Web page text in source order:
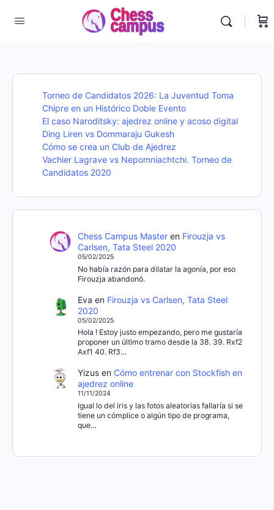
Torneo de Candidatos 2026: La Juventud Toma
Chipre en un Histórico Doble Evento
El caso Naroditsky: ajedrez online y acoso digital
Ding Liren vs Dommaraju Gukesh
Cómo se crea un Club de Ajedrez
Vachier Lagrave vs Nepomniachtchi. Torneo de
Candidatos 2020
Chess Campus Masteren Firouzja vs
Carlsen, Tata Steel 2020
05/02/2025
No había razón para dilatar la agonía, por eso
Firouzja abandonó.
Eva en Firouzja vs Carlsen, Tata Steel
2020
05/02/2025
Hola ! Estoy justo empezando, pero me gustaría
proponer un último tramo desde la 38. 39. Rxf2
Axf1 40. Rf3…
Yizusen Cómo entrenar con Stockfish en
ajedrez online
11/11/2024
Igual lo del iris y las fotos aleatorias fallaría si se
tiene un cómplice o algún tipo de programa,
que…